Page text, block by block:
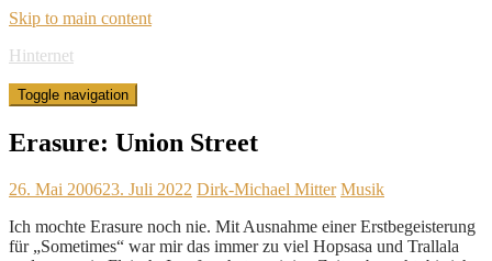
Skip to main content
Hinternet
Toggle navigation
Erasure: Union Street
26. Mai 200623. Juli 2022 Dirk-Michael Mitter Musik
Ich mochte Erasure noch nie. Mit Ausnahme einer Erstbegeisterung
für „Sometimes“ war mir das immer zu viel Hopsasa und Trallala